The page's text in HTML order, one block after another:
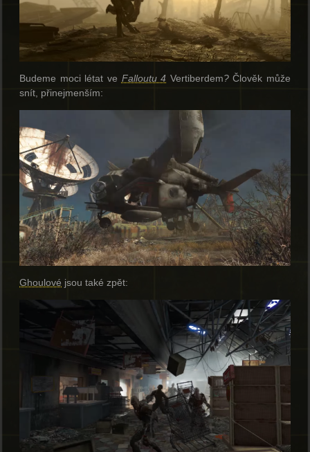
Budeme moci létat ve Falloutu 4 Vertiberdem?Člověk může
snít, přinejmenším:
Ghoulové jsou také zpět: